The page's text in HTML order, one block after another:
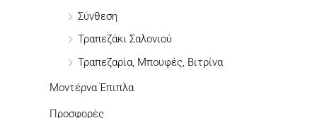
Σύνθεση
Τραπεζάκι Σαλονιού
Τραπεζαρία, Μπουφές, Βιτρίνα
Μοντέρνα Έπιπλα
Προσφορές